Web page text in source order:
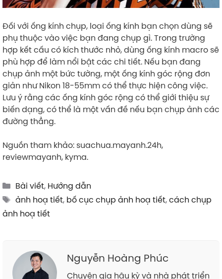
Đối với ống kính chụp, loại ống kính bạn chọn dùng sẽ
phụ thuộc vào việc bạn đang chụp gì. Trong trường
hợp kết cấu có kích thước nhỏ, dùng ống kính macro sẽ
phù hợp để làm nổi bật các chi tiết. Nếu bạn đang
chụp ảnh một bức tường, một ống kính góc rộng đơn
giản như Nikon 18-55mm có thể thực hiện công việc.
Lưu ý rằng các ống kính góc rộng có thể giới thiệu sự
biến dạng, có thể là một vấn đề nếu bạn chụp ảnh các
đường thẳng.
Nguồn tham khảo: suachua.mayanh.24h,
reviewmayanh, kyma.
Categories
Bài viết, Hướng dẫn
Tags
ảnh hoạ tiết, bố cục chụp ảnh hoạ tiết,cách chụp
ảnh hoạ tiết
Nguyễn Hoàng Phúc
Chuyên gia hậu kỳ và nhà phát triển